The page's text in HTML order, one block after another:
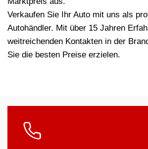
Verkaufen Sie Ihr Auto mit uns als
Autohändler. Mit über 15 Jahren
weitreichenden Kontakten in der
Sie die besten Preise erzielen.